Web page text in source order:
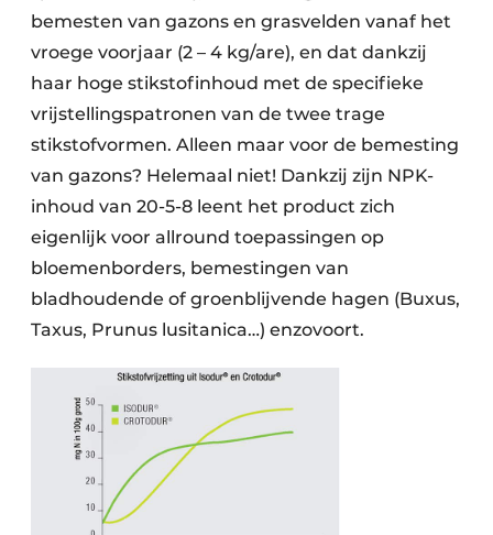
bemesten van gazons en grasvelden vanaf het
vroege voorjaar (2 – 4 kg/are), en dat dankzij
haar hoge stikstofinhoud met de specifieke
vrijstellingspatronen van de twee trage
stikstofvormen. Alleen maar voor de bemesting
van gazons? Helemaal niet! Dankzij zijn NPK-
inhoud van 20-5-8 leent het product zich
eigenlijk voor allround toepassingen op
bloemenborders, bemestingen van
bladhoudende of groenblijvende hagen (Buxus,
Taxus, Prunus lusitanica…) enzovoort.